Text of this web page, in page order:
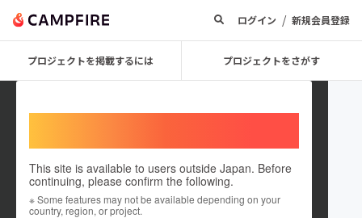
ログイン / 新規会員登録
プロジェクトを掲載するには プロジェクトをさがす
This site is available to users outside Japan. Before
continuing, please confirm the following.
※ Some features may not be available depending on your
country, region, or project.
user_2d04f6e06c54